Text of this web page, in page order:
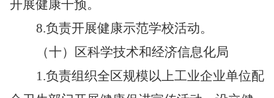
开展健康干预。
8.负责开展健康示范学校活动。
（十）区科学技术和经济信息化局
1.负责组织全区规模以上工业企业单位配